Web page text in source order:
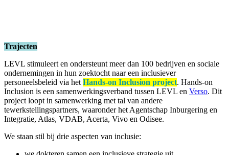
Trajecten
LEVL stimuleert en ondersteunt meer dan 100 bedrijven en sociale
ondernemingen in hun zoektocht naar een inclusiever
personeelsbeleid via het Hands-on Inclusion project. Hands-on
Inclusion is een samenwerkingsverband tussen LEVL en Verso. Dit
project loopt in samenwerking met tal van andere
tewerkstellingspartners, waaronder het Agentschap Inburgering en
Integratie, Atlas, VDAB, Acerta, Vivo en Odisee.
We staan stil bij drie aspecten van inclusie: